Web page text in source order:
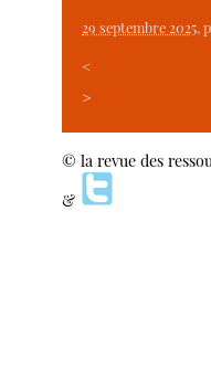
29 septembre 2025,
<
>
© la revue des
&